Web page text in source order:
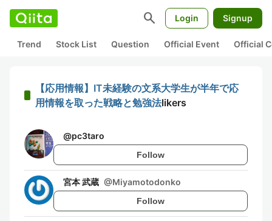
search Login Signup
Trend Stock List Question Official Event Official
【応用情報】IT未経験の文系大学生が半年で応
用情報を取った戦略と勉強法likers
@pc3taro
Follow
宮本 武蔵 @Miyamotodonko
Follow